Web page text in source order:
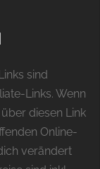
sind
Links. Wenn
diesen Link
Online-
verändert